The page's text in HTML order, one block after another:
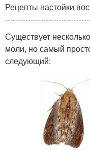
Рецепты настойки
Существует
моли, но самый
следующий: